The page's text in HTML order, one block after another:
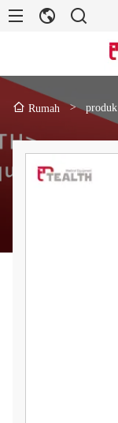
Rumah > produk